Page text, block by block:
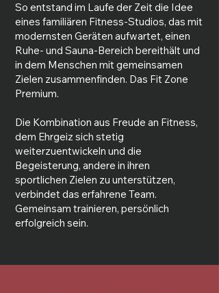
So entstand im Laufe der Zeit die Idee
eines familiären Fitness-Studios, das mit
modernsten Geräten aufwartet, einen
Ruhe- und Sauna-Bereich bereithält und
in dem Menschen mit gemeinsamen
Zielen zusammenfinden. Das Fit Zone
Premium.
Die Kombination aus Freude an Fitness,
dem Ehrgeiz sich stetig
weiterzuentwickeln und die
Begeisterung, andere in ihren
sportlichen Zielen zu unterstützen,
verbindet das erfahrene Team.
Gemeinsam trainieren, persönlich
erfolgreich sein.